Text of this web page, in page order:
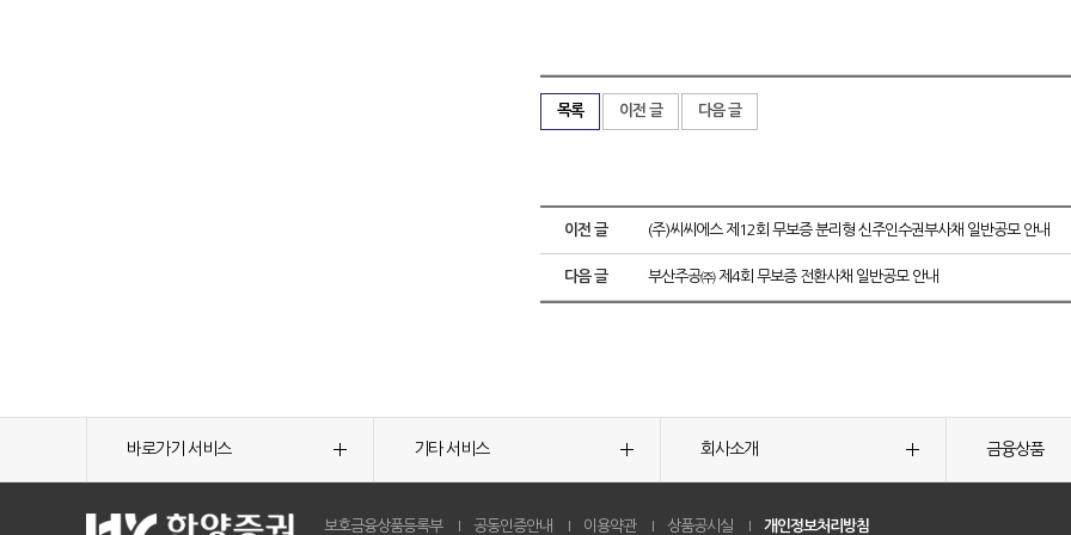
목록 이전 글 다음 글
이전 글 (주)씨씨에스 제12회 무보증 분리형 신주인수권부사채 일반공모 안내
다음 글 부산주공㈜ 제4회 무보증 전환사채 일반공모 안내
바로가기 서비스 기타 서비스 회사소개 금융상품
보호금융상품등록부 공동인증안내 이용약관 상품공시실 개인정보처리방침